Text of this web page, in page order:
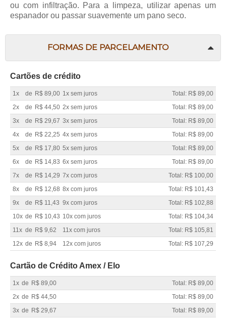
ou com infiltração. Para a limpeza, utilizar apenas um
espanador ou passar suavemente um pano seco.
FORMAS DE PARCELAMENTO
Cartões de crédito
1x de R$ 89,00 1x sem juros
Total: R$ 89,00
2x
de R$ 44,50 2x sem juros
Total: R$ 89,00
3x
de R$ 29,67 3x sem juros
Total: R$ 89,00
4x
de R$ 22,25 4x sem juros
Total: R$ 89,00
5x
de R$ 17,80 5x sem juros
Total: R$ 89,00
6x
de R$ 14,83 6x sem juros
Total: R$ 89,00
7x
de R$ 14,29 7x com juros
Total: R$ 100,00
8x
de R$ 12,68 8x com juros
Total: R$ 101,43
9x
de R$ 11,43 9x com juros
Total: R$ 102,88
10x de R$ 10,43 10x com juros
Total: R$ 104,34
11x de R$ 9,62 11x com juros
Total: R$ 105,81
12x de R$ 8,94 12x com juros Total: R$ 107,29
Cartão de Crédito Amex / Elo
1x de R$ 89,00
Total: R$ 89,00
2x de R$ 44,50
Total: R$ 89,00
3x de R$ 29,67
Total: R$ 89,00